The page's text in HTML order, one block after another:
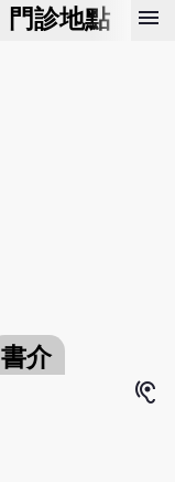
門診地點 預
menu
書介
hearing